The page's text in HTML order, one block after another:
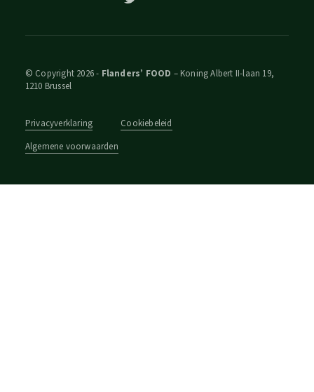
© Copyright 2026 - Flanders’ FOOD – Koning Albert II-laan 19,
1210 Brussel
Privacyverklaring
Cookiebeleid
Algemene voorwaarden